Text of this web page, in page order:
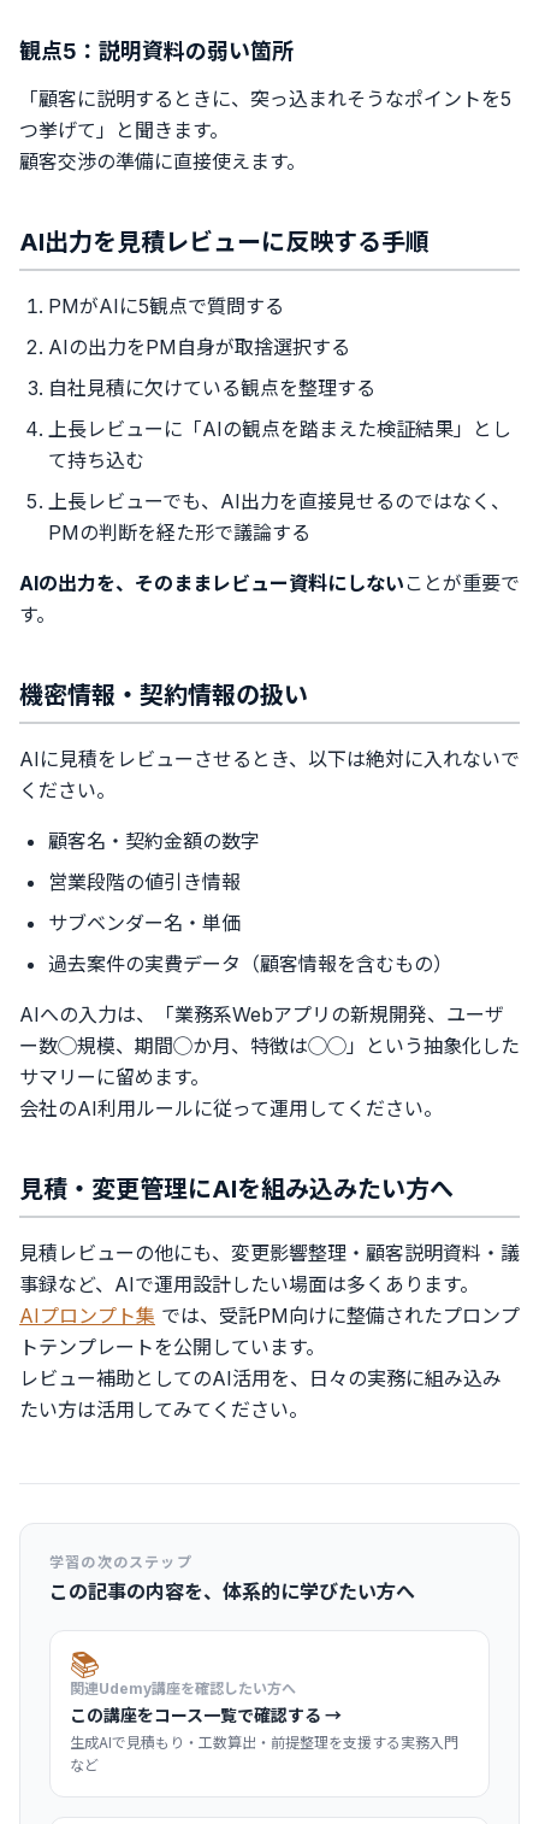
観点5：説明資料の弱い箇所
「顧客に説明するときに、突っ込まれそうなポイントを5
つ挙げて」と聞きます。
顧客交渉の準備に直接使えます。
AI出力を見積レビューに反映する手順
PMがAIに5観点で質問する
AIの出力をPM自身が取捨選択する
自社見積に欠けている観点を整理する
上長レビューに「AIの観点を踏まえた検証結果」とし
て持ち込む
上長レビューでも、AI出力を直接見せるのではなく、
PMの判断を経た形で議論する
AIの出力を、そのままレビュー資料にしない ことが重要で
す。
機密情報・契約情報の扱い
AIに見積をレビューさせるとき、以下は絶対に入れないで
ください。
顧客名・契約金額の数字
営業段階の値引き情報
サブベンダー名・単価
過去案件の実費データ（顧客情報を含むもの）
AIへの入力は、「業務系Webアプリの新規開発、ユーザ
ー数◯規模、期間◯か月、特徴は◯◯」という抽象化した
サマリーに留めます。
会社のAI利用ルールに従って運用してください。
見積・変更管理にAIを組み込みたい方へ
見積レビューの他にも、変更影響整理・顧客説明資料・議
事録など、AIで運用設計したい場面は多くあります。
AIプロンプト集 では、受託PM向けに整備されたプロンプ
トテンプレートを公開しています。
レビュー補助としてのAI活用を、日々の実務に組み込み
たい方は活用してみてください。
学習の次のステップ
この記事の内容を、体系的に学びたい方へ
📚
関連Udemy講座を確認したい方へ
この講座をコース一覧で確認する →
生成AIで見積もり・工数算出・前提整理を支援する実務入門
など